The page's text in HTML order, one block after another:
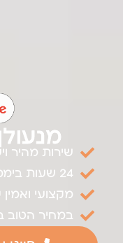
שירות מהיר
24 שעות ביממה
מקצועי
במחיר הטוב